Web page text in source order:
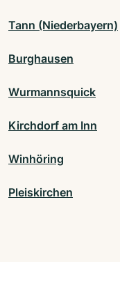
Tann (Niederbayern)
Burghausen
Wurmannsquick
Kirchdorf am Inn
Winhöring
Pleiskirchen